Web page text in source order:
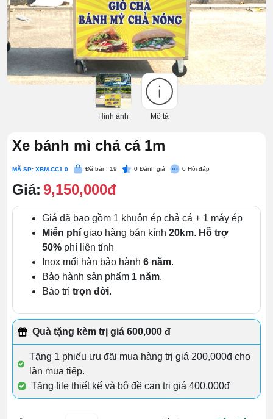
Hình ảnh Mô tả
Xe bánh mì chả cá 1m
MÃ SP: XBM-CC1.0 Đã bán: 19 0 Đánh giá 0 Hỏi đáp
Giá: 9,150,000đ
Giá đã bao gồm 1 khuôn ép chả cá + 1 máy ép
Miễn phí giao hàng bán kính 20km. Hỗ trợ
50% phí liên tỉnh
Inox mối hàn bảo hành 6 năm.
Bảo hành sản phẩm 1 năm.
Bảo trì trọn đời.
Quà tặng kèm trị giá 600,000 đ
Tặng 1 phiếu ưu đãi mua hàng trị giá 200,000đ cho
lần mua tiếp.
Tặng file thiết kế và bộ đề can trị giá 400,000đ